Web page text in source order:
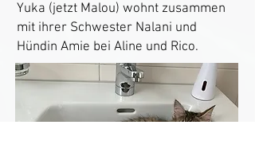
Yuka (jetzt Malou) wohnt zusammen
mit ihrer Schwester Nalani und
Hündin Amie bei Aline und Rico.